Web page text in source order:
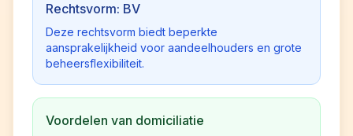
Rechtsvorm: BV
Deze rechtsvorm biedt beperkte
aansprakelijkheid voor aandeelhouders en grote
beheersflexibiliteit.
Voordelen van domiciliatie